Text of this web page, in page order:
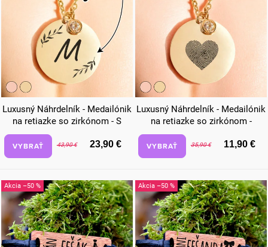
Luxusný Náhrdelník - Medailónik
na retiazke so zirkónom - S
vlastným odkazom vetvicky
43,90 € 23,90 €
VYBRAŤ
Luxusný Náhrdelník - Medailónik
na retiazke so zirkónom -
Srdiečko
35,90 € 11,90 €
VYBRAŤ
–50 % –50 %